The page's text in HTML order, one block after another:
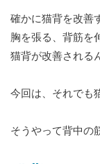
確かに猫背を改善
胸を張る、背筋を
猫背が改善される
今回は、それでも
そうやって背中の